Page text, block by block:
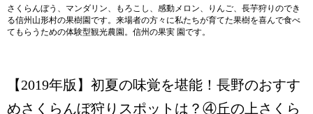
さくらんぼう、マンダリン、もろこし、感動メロン、りんご、長芋狩りのでき
る信州山形村の果樹園です。来場者の方々に私たちが育てた果樹を喜んで食べ
てもらうための体験型観光農園。信州の果実 園です。
【2019年版】初夏の味覚を堪能！長野のおすす
めさくらんぼ狩りスポットは？④丘の上さくら